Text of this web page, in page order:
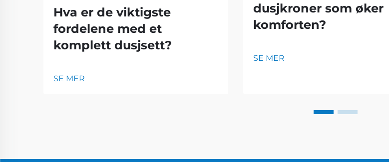
Hva er de viktigste
fordelene med et
komplett dusjsett?
SE MER
dusjkroner som øker
komforten?
SE MER